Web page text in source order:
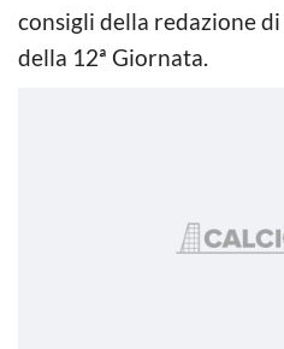
consigli della redazione di
della 12ª Giornata.